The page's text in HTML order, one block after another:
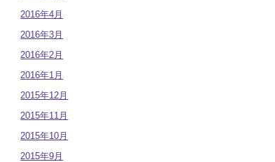
2016年4月
2016年3月
2016年2月
2016年1月
2015年12月
2015年11月
2015年10月
2015年9月